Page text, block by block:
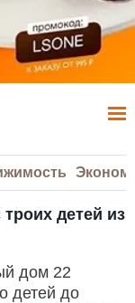
детей из
дом 22
детей до